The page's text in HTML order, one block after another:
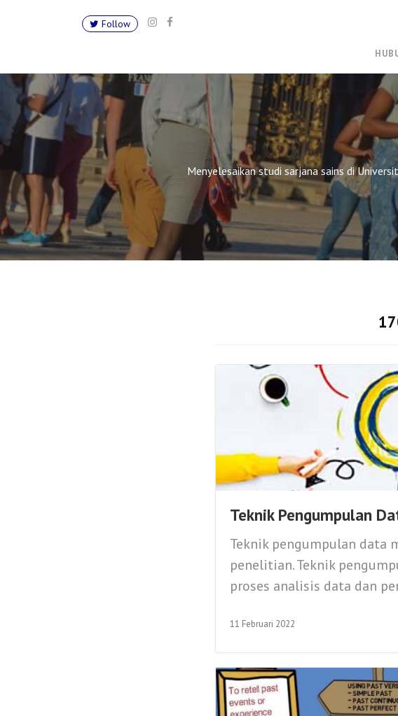
Follow
Menyelesaikan studi sarjana sains di
Teknik Pengumpulan
Teknik pengumpulan data
penelitian. Teknik
proses analisis data dan
11 Februari 2022